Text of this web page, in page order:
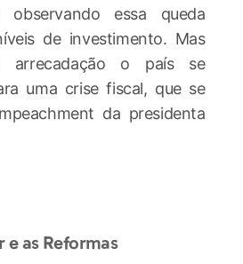
observando essa queda
de investimento. Mas
arrecadação o país se
uma crise fiscal, que se
da presidenta
e as Reformas